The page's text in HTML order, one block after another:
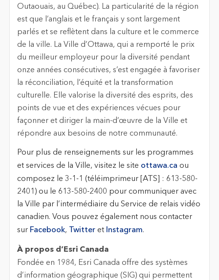
Outaouais, au Québec). La particularité de la région
est que l’anglais et le français y sont largement
parlés et se reflètent dans la culture et le commerce
de la ville. La Ville d’Ottawa, qui a remporté le prix
du meilleur employeur pour la diversité pendant
onze années consécutives, s’est engagée à favoriser
la réconciliation, l’équité et la transformation
culturelle. Elle valorise la diversité des esprits, des
points de vue et des expériences vécues pour
façonner et diriger la main-d’œuvre de la Ville et
répondre aux besoins de notre communauté.
Pour plus de renseignements sur les programmes
et services de la Ville, visitez le site ottawa.ca ou
composez le 3-1-1 (téléimprimeur [ATS] : 613-580-
2401) ou le 613-580-2400 pour communiquer avec
la Ville par l’intermédiaire du Service de relais vidéo
canadien. Vous pouvez également nous contacter
sur Facebook, Twitteret Instagram.
À propos d’Esri Canada
Fondée en 1984, Esri Canada offre des systèmes
d’information géographique (SIG) qui permettent